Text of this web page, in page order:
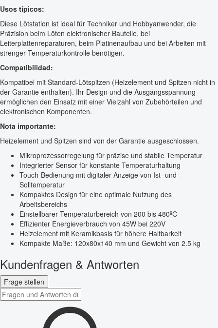
Usos típicos:
Diese Lötstation ist ideal für Techniker und Hobbyanwender, die
Präzision beim Löten elektronischer Bauteile, bei
Leiterplattenreparaturen, beim Platinenaufbau und bei Arbeiten mit
strenger Temperaturkontrolle benötigen.
Compatibilidad:
Kompatibel mit Standard-Lötspitzen (Heizelement und Spitzen nicht in
der Garantie enthalten). Ihr Design und die Ausgangsspannung
ermöglichen den Einsatz mit einer Vielzahl von Zubehörteilen und
elektronischen Komponenten.
Nota importante:
Heizelement und Spitzen sind von der Garantie ausgeschlossen.
Mikroprozessorregelung für präzise und stabile Temperatur
Integrierter Sensor für konstante Temperaturhaltung
Touch-Bedienung mit digitaler Anzeige von Ist- und
Solltemperatur
Kompaktes Design für eine optimale Nutzung des
Arbeitsbereichs
Einstellbarer Temperaturbereich von 200 bis 480ºC
Effizienter Energieverbrauch von 45W bei 220V
Heizelement mit Keramikbasis für höhere Haltbarkeit
Kompakte Maße: 120x80x140 mm und Gewicht von 2.5 kg
Kundenfragen & Antworten
Frage stellen